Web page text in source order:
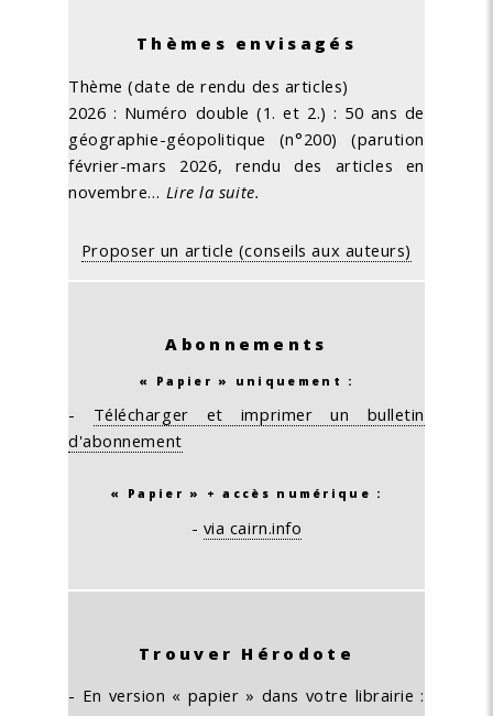
Thèmes envisagés
Thème (date de rendu des articles)
2026 : Numéro double (1. et 2.) : 50 ans de
géographie-géopolitique (n°200) (parution
février-mars 2026, rendu des articles en
novembre… Lire la suite.
Proposer un article (conseils aux auteurs)
Abonnements
« Papier » uniquement :
- Télécharger et imprimer un bulletin
d'abonnement
« Papier » + accès numérique :
- via cairn.info
Trouver Hérodote
- En version « papier » dans votre librairie :